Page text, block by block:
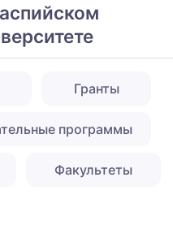
Гранты
программы
Факультеты